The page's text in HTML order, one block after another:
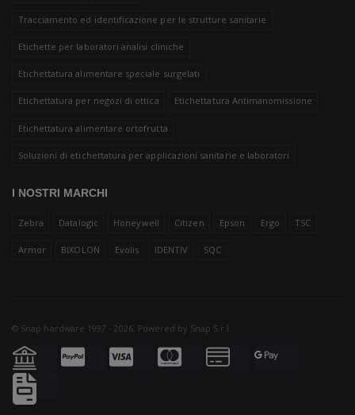
Tracciamento ed identificazione per le strutture sanitarie
Etichette per laboratori analisi cliniche
Etichettatura alimentare speciale surgelati
Etichettatura per negozi di ottica Etichettatura Antimanomissione
Etichettatura alimentare ortofrutta
Soluzioni di etichettatura per applicazioni sanitarie e laboratori
I NOSTRI MARCHI
Zebra Datalogic Honeywell Citizen Epson Ergo TSC
Armor BIXOLON Evolis IDENTIV SQC
© Snap hardware 1997 - 2026. Powered by Snap S.r.l.